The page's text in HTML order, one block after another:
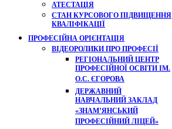
АТЕСТАЦІЯ
СТАН КУРСОВОГО ПІДВИЩЕННЯ
КВАЛІФІКАЦІЇ
ПРОФЕСІЙНА ОРІЄНТАЦІЯ
ВІДЕОРОЛИКИ ПРО ПРОФЕСІЇ
РЕГІОНАЛЬНИЙ ЦЕНТР
ПРОФЕСІЙНОЇ ОСВІТИ ІМ.
О.С. ЄГОРОВА
ДЕРЖАВНИЙ
НАВЧАЛЬНИЙ ЗАКЛАД
«ЗНАМ’ЯНСЬКИЙ
ПРОФЕСІЙНИЙ ЛІЦЕЙ»